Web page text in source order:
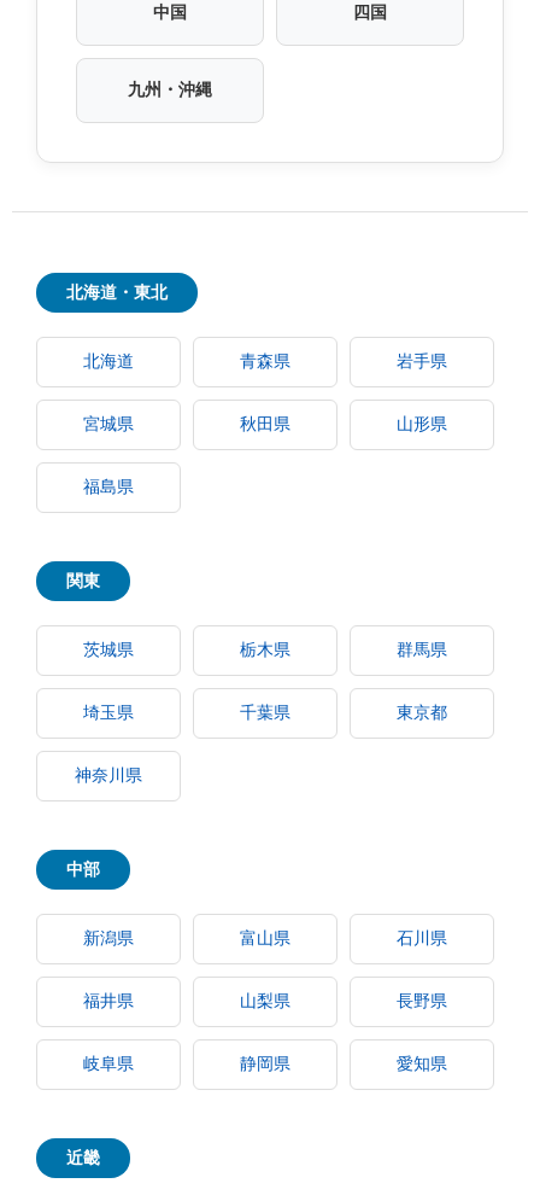
中国 四国
九州・沖縄
北海道・東北
北海道 青森県 岩手県
宮城県 秋田県 山形県
福島県
関東
茨城県 栃木県 群馬県
埼玉県 千葉県 東京都
神奈川県
中部
新潟県 富山県 石川県
福井県 山梨県 長野県
岐阜県 静岡県 愛知県
近畿